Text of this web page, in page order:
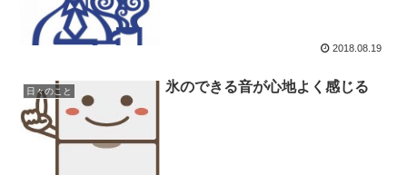
2018.08.19
日々のこと 氷のできる音が心地よく感じる